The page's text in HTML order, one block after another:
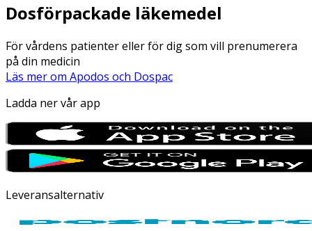
Dosförpackade läkemedel
För vårdens patienter eller för dig som vill prenumerera
på din medicin
Läs mer om Apodos och Dospac
Ladda ner vår app
Leveransalternativ